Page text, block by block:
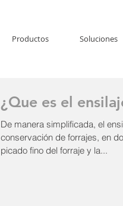
Soluciones
Productos
¿Que es el
De manera simplificada, el
conservación de forrajes, en
picado fino del forraje y la...